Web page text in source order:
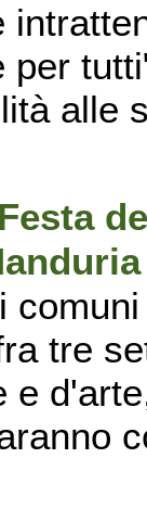
per
alle
tre
e